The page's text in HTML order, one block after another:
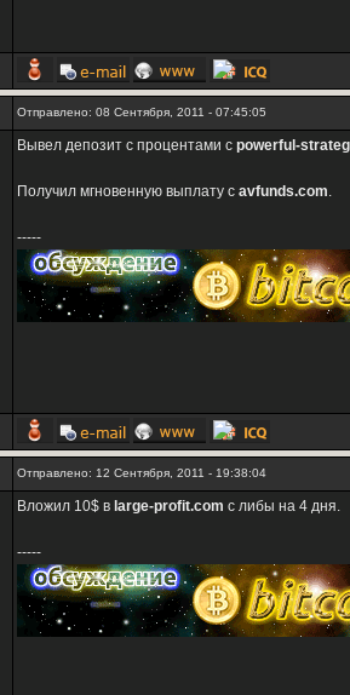
Отправлено: 08 Сентября, 2011 - 07:45:05
Вывел депозит с процентами с powerful-
Получил мгновенную выплату с avfunds.com.
-----
Отправлено: 12 Сентября, 2011 - 19:38:04
Вложил 10$ в large-profit.com с либы на 4 дня.
-----